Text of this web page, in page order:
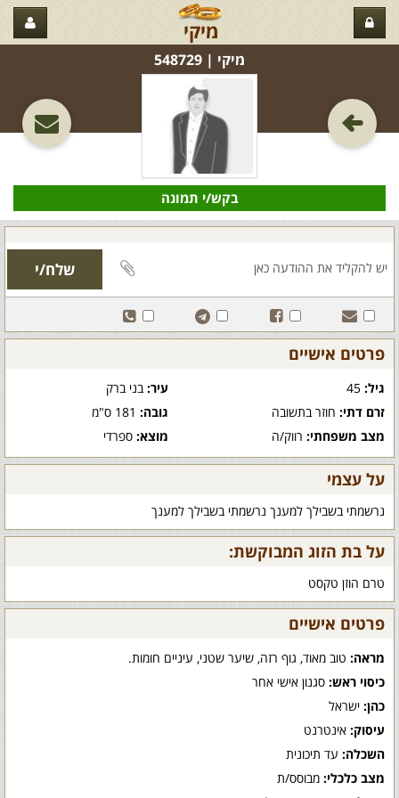
מיקי
מיקי‏ | 548729
בקש/י תמונה
פרטים אישיים
גיל: עיר:בני ברק
זרם דתי: חוזר בתשובה גובה:181 ס"מ
מצב משפחתי: רווק/ה מוצא:ספרדי
על עצמי
נרשמתי בשבילך למענך נרשמתי בשבילך למענך
על בת הזוג המבוקשת:
טרם הוזן טקסט
פרטים אישיים
מראה: טוב מאוד, גוף רזה, שיער שטני, עיניים חומות.
כיסוי ראש: סגנון אישי אחר
כהן: ישראל
עיסוק: אינטרנט
השכלה: עד תיכונית
מצב כלכלי: מבוסס/ת